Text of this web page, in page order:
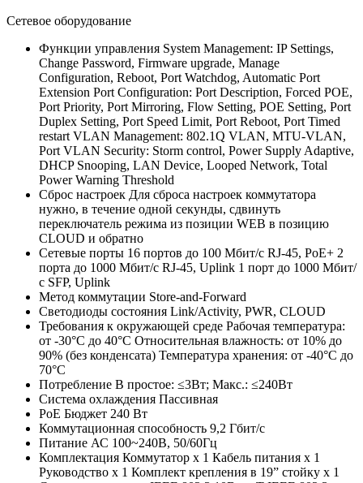
Сетевое оборудование
Функции управления System Management: IP Settings,
Change Password, Firmware upgrade, Manage
Configuration, Reboot, Port Watchdog, Automatic Port
Extension Port Configuration: Port Description, Forced POE,
Port Priority, Port Mirroring, Flow Setting, POE Setting, Port
Duplex Setting, Port Speed Limit, Port Reboot, Port Timed
restart VLAN Management: 802.1Q VLAN, MTU-VLAN,
Port VLAN Security: Storm control, Power Supply Adaptive,
DHCP Snooping, LAN Device, Looped Network, Total
Power Warning Threshold
Сброс настроек Для сброса настроек коммутатора
нужно, в течение одной секунды, сдвинуть
переключатель режима из позиции WEB в позицию
CLOUD и обратно
Сетевые порты 16 портов до 100 Мбит/с RJ-45, PoE+ 2
порта до 1000 Мбит/с RJ-45, Uplink 1 порт до 1000 Мбит/
с SFP, Uplink
Метод коммутации Store-and-Forward
Светодиоды состояния Link/Activity, PWR, CLOUD
Требования к окружающей среде Рабочая температура:
от -30°C до 40°C Относительная влажность: от 10% до
90% (без конденсата) Температура хранения: от -40°C до
70°C
Потребление В простое: ≤3Вт; Макс.: ≤240Вт
Система охлаждения Пассивная
PoE Бюджет 240 Вт
Коммутационная способность 9,2 Гбит/с
Питание АС 100~240В, 50/60Гц
Комплектация Коммутатор х 1 Кабель питания х 1
Руководство х 1 Комплект крепления в 19” стойку х 1